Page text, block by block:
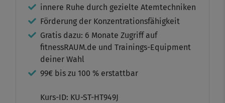
innere Ruhe durch gezielte Atemtechniken
Förderung der Konzentrationsfähigkeit
Gratis dazu: 6 Monate Zugriff auf
fitnessRAUM.de und Trainings-Equipment
deiner Wahl
99€ bis zu 100 % erstattbar
Kurs-ID: KU-ST-HT949J